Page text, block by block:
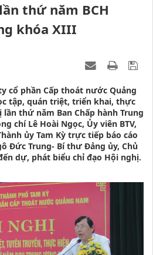
thứ năm BCH
khóa XIII
cổ phần Cấp thoát nước Quảng
tập, quán triệt, triển khai, thực
thứ năm Ban Chấp hành Trung
chí Lê Hoài Ngọc, Ủy viên BTV,
ủy Tam Kỳ trực tiếp báo cáo
Đức Trung- Bí thư Đảng ủy, Chủ
dự, phát biểu chỉ đạo Hội nghị.